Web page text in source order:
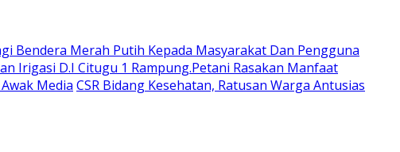
Bendera Merah Putih Kepada Masyarakat Dan Pengguna
Irigasi D.I Citugu 1 Rampung.Petani Rasakan Manfaat
Media CSR Bidang Kesehatan, Ratusan Warga Antusias